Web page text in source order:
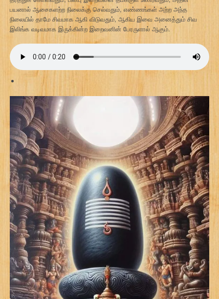
பயனால் ஆசைகளற்ற நிலைக்கு செல்வதும், எண்ணங்கள் அற்ற அந்த
நிலையில் தாமே சிவமாக ஆகி விடுவதும், ஆகிய இவை அனைத்தும் சிவ
இலிங்க வடிவமாக இருக்கின்ற இறைவனின் பேரருளால் ஆகும்.